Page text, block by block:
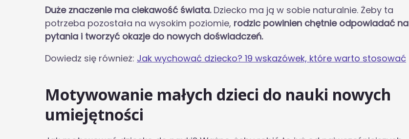
Duże znaczenie ma ciekawość świata.Dziecko ma ją w sobie naturalnie. Żeby ta
potrzeba pozostała na wysokim poziomie, rodzic powinien chętnie odpowiadać na
pytania i tworzyć okazje do nowych doświadczeń.
Dowiedz się również: Jak wychować dziecko? 19 wskazówek, które warto stosować
Motywowanie małych dzieci do nauki nowych
umiejętności